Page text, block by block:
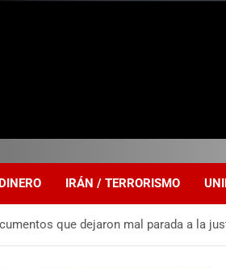
IRÁN / TERRORISMO
que dejaron mal parada a la